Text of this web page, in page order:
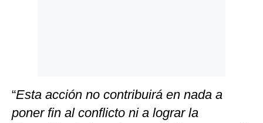
“Esta acción no contribuirá en nada a
poner fin al conflicto ni a lograr la